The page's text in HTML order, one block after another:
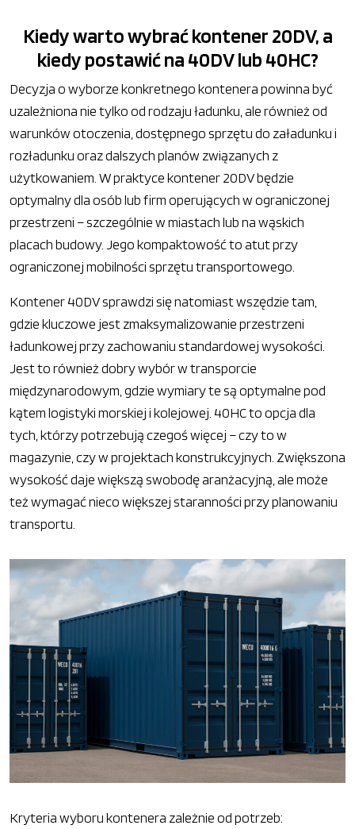
Kiedy warto wybrać kontener 20DV, a
kiedy postawić na 40DV lub 40HC?
Decyzja o wyborze konkretnego kontenera powinna być
uzależniona nie tylko od rodzaju ładunku, ale również od
warunków otoczenia, dostępnego sprzętu do załadunku i
rozładunku oraz dalszych planów związanych z
użytkowaniem. W praktyce kontener 20DV będzie
optymalny dla osób lub firm operujących w ograniczonej
przestrzeni – szczególnie w miastach lub na wąskich
placach budowy. Jego kompaktowość to atut przy
ograniczonej mobilności sprzętu transportowego.
Kontener 40DV sprawdzi się natomiast wszędzie tam,
gdzie kluczowe jest zmaksymalizowanie przestrzeni
ładunkowej przy zachowaniu standardowej wysokości.
Jest to również dobry wybór w transporcie
międzynarodowym, gdzie wymiary te są optymalne pod
kątem logistyki morskiej i kolejowej. 40HC to opcja dla
tych, którzy potrzebują czegoś więcej – czy to w
magazynie, czy w projektach konstrukcyjnych. Zwiększona
wysokość daje większą swobodę aranżacyjną, ale może
też wymagać nieco większej staranności przy planowaniu
transportu.
Kryteria wyboru kontenera zależnie od potrzeb: